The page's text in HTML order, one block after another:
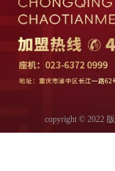
copyright © 2022